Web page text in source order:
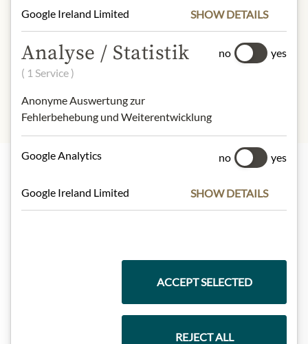
- of which sugar:
Dietary Fiber:0 g
Protein:1,8 g
Salt:
Nejlepší z našeho sortimentu
Google Ireland Limited SHOW DETAILS
Analyse / Statistik
( 1 Service )
Anonyme Auswertung zur
Fehlerbehebung und Weiterentwicklung
no yes
Google Analytics no yes
Google Ireland Limited SHOW DETAILS
ACCEPT SELECTED
REJECT ALL